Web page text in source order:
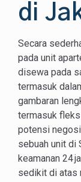
di
Secara
pada unit
disewa pada
termasuk
gambaran
termasuk
potensi
sebuah unit di
keamanan 24
sedikit di atas